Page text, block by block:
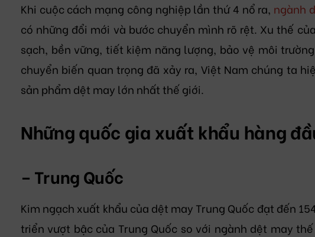
Khi cuộc cách mạng công nghiệp lần thứ 4 nổ ra, ngành
có những đổi mới và bước chuyển mình rõ rệt. Xu thế
sạch, bền vững, tiết kiệm năng lượng, bảo vệ môi
chuyển biến quan trọng đã xảy ra, Việt Nam chúng ta
sản phẩm dệt may lớn nhất thế giới.
Những quốc gia xuất khẩu hàng
– Trung Quốc
Kim ngạch xuất khẩu của dệt may Trung Quốc đạt đến
triển vượt bậc của Trung Quốc so với ngành dệt may